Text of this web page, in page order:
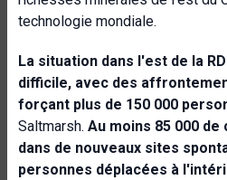
technologie mondiale.
La situation dans l'est de la
difficile, avec des
forçant plus de 150 000
Saltmarsh. Au moins 85 000
dans de nouveaux sites
personnes déplacées à